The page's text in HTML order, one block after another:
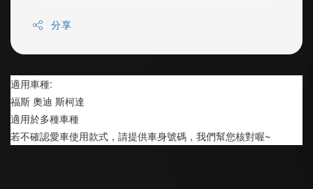
分享
適用車種:
福斯 奧迪 斯柯達
適用於多種車種
若不確認愛車使用款式，請提供車身號碼，我們幫您核對喔~